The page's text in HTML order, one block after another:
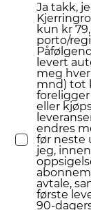
Ja takk,
kun kr
porto/
levert
meg hver
mnd) tot
eller
endres
før neste
jeg,
avtale,
første
90-